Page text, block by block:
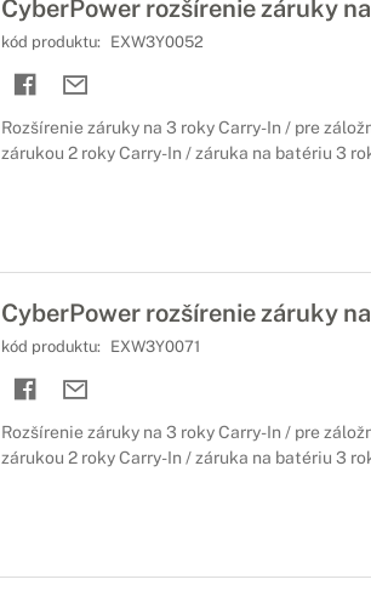
CyberPower rozšírenie záruky
kód produktu: EXW3Y0052
Rozšírenie záruky na 3 roky Carry-In / pre
zárukou 2 roky Carry-In / záruka na batériu 3
CyberPower rozšírenie záruky
kód produktu: EXW3Y0071
Rozšírenie záruky na 3 roky Carry-In / pre
zárukou 2 roky Carry-In / záruka na batériu 3